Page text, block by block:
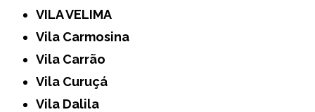
VILA VELIMA
Vila Carmosina
Vila Carrão
Vila Curuçá
Vila Dalila